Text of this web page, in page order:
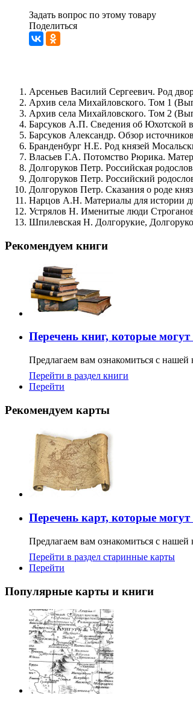
Задать вопрос по этому товару
Поделиться
Арсеньев Василий Сергеевич. Род
Архив села Михайловского. Том 1
Архив села Михайловского. Том 2
Барсуков А.П. Сведения об Юхотской
Барсуков Александр. Обзор
Бранденбург Н.Е. Род князей
Власьев Г.А. Потомство Рюрика.
Долгоруков Петр. Российская
Долгоруков Петр. Российский
Долгоруков Петр. Сказания о роде
Нарцов А.Н. Материалы для истории
Устрялов Н. Именитые люди
Шпилевская Н. Долгорукие,
Рекомендуем книги
Перечень книг, которые могут
Предлагаем вам ознакомиться с
Перейти в раздел книги
Перейти
Рекомендуем карты
Перечень карт, которые могут
Предлагаем вам ознакомиться с
Перейти в раздел старинные карты
Перейти
Популярные карты и книги